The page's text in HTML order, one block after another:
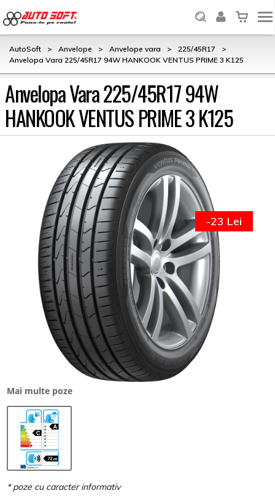
AutoSoft > Anvelope > Anvelope vara > 225/45R17
>
Anvelopa Vara 225/45R17 94W HANKOOK VENTUS PRIME 3 K125
Anvelopa Vara 225/45R17 94W
HANKOOK VENTUS PRIME 3 K125
Mai multe poze
-23 Lei